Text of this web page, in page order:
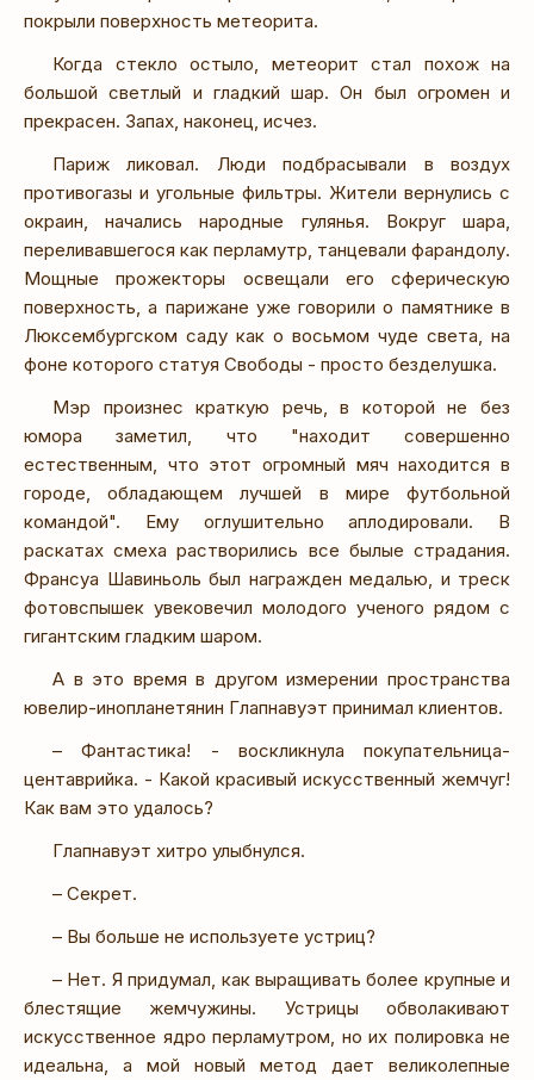
покрыли поверхность метеорита.
Когда стекло остыло, метеорит стал похож на
большой светлый и гладкий шар. Он был огромен и
прекрасен. Запах, наконец, исчез.
Париж ликовал. Люди подбрасывали в воздух
противогазы и угольные фильтры. Жители вернулись с
окраин, начались народные гулянья. Вокруг шара,
переливавшегося как перламутр, танцевали фарандолу.
Мощные прожекторы освещали его сферическую
поверхность, а парижане уже говорили о памятнике в
Люксембургском саду как о восьмом чуде света, на
фоне которого статуя Свободы - просто безделушка.
Мэр произнес краткую речь, в которой не без
юмора заметил, что "находит совершенно
естественным, что этот огромный мяч находится в
городе, обладающем лучшей в мире футбольной
командой". Ему оглушительно аплодировали. В
раскатах смеха растворились все былые страдания.
Франсуа Шавиньоль был награжден медалью, и треск
фотовспышек увековечил молодого ученого рядом с
гигантским гладким шаром.
А в это время в другом измерении пространства
ювелир-инопланетянин Глапнавуэт принимал клиентов.
– Фантастика! - воскликнула покупательница-
центаврийка. - Какой красивый искусственный жемчуг!
Как вам это удалось?
Глапнавуэт хитро улыбнулся.
– Секрет.
– Вы больше не используете устриц?
– Нет. Я придумал, как выращивать более крупные и
блестящие жемчужины. Устрицы обволакивают
искусственное ядро перламутром, но их полировка не
идеальна, а мой новый метод дает великолепные